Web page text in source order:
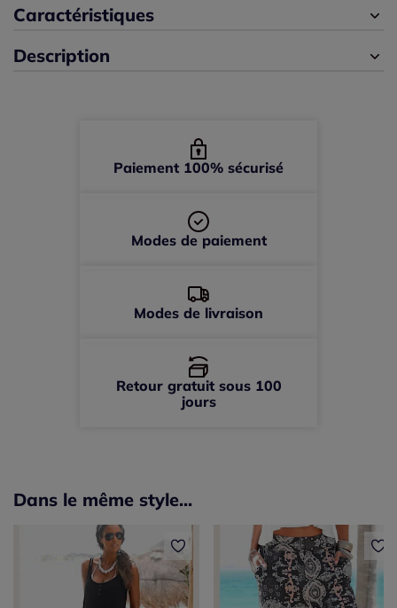
46 -En stock
48 -En stock
Caractéristiques
Description
Paiement 100% sécurisé
Modes de paiement
Modes de livraison
Retour gratuit sous 100
jours
Dans le même style...